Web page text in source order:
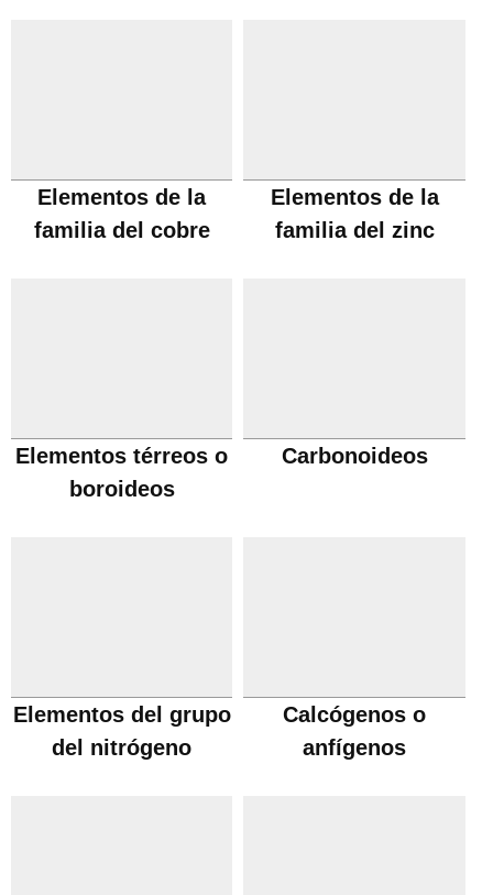
Elementos de la
familia del cobre
Elementos de la
familia del zinc
Elementos térreos o
boroideos
Carbonoideos
Elementos del grupo
del nitrógeno
Calcógenos o
anfígenos